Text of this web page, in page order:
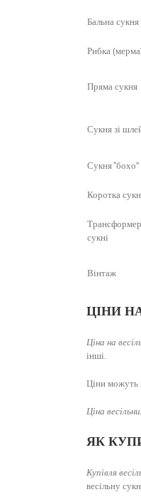
Бальна сукня
Рибка
Пряма сукня
Сукня зі
Сукня “бохо”
Коротка
сукні
Вінтаж
ЦІНИ
Ціна на
інші.
Ціни можуть
Ціна
ЯК
Купівля
весільну